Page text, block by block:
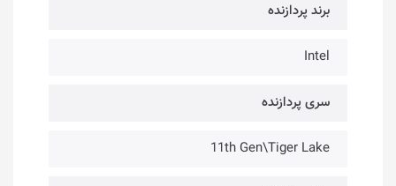
برند پردازنده
Intel
سری پردازنده
11th Gen\Tiger Lake